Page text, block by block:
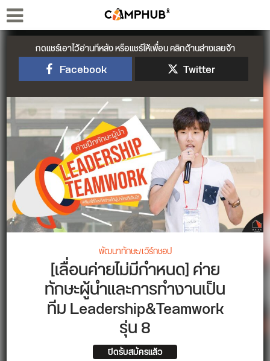
กดแชร์เอาไว้อ่านทีหลัง หรือแชร์ให้เพื่อน คลิกด้านล่างเลยจ้า
Facebook Twitter
พัฒนาทักษะ/เวิร์กชอป
[เลื่อนค่ายไม่มีกำหนด] ค่าย
ทักษะผู้นำและการทำงานเป็น
ทีม Leadership&Teamwork
รุ่น 8
ปิดรับสมัครแล้ว